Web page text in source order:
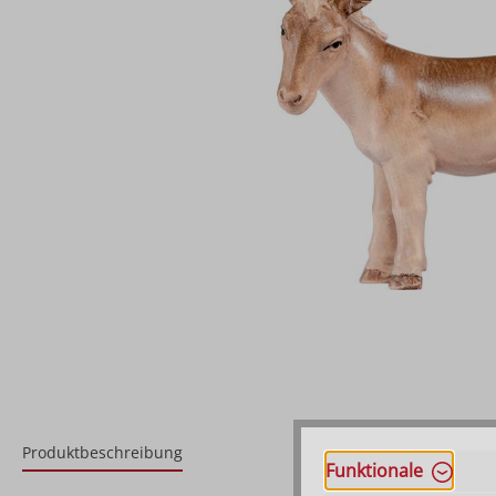
Produktbeschreibung
Funktionale